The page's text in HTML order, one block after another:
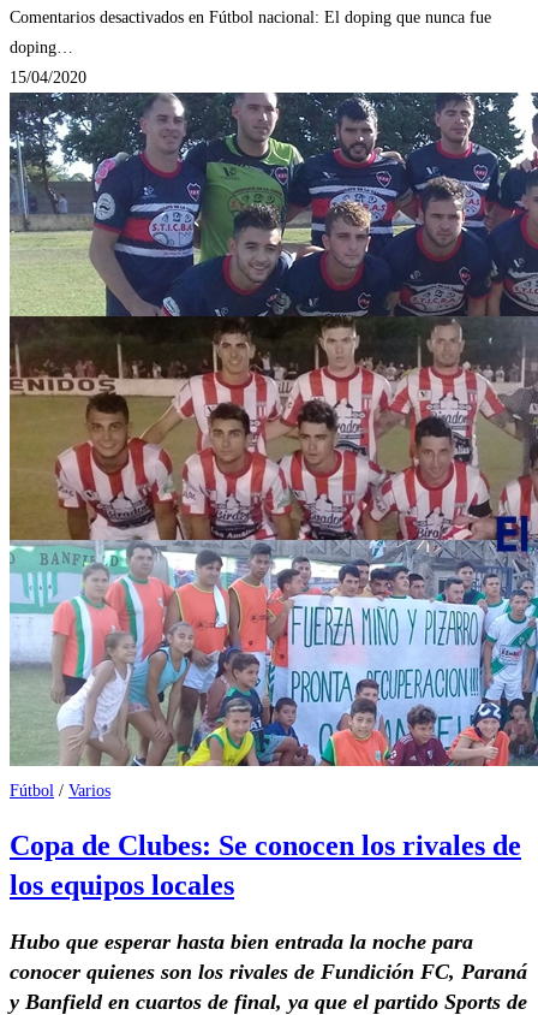
Comentarios desactivados en Fútbol nacional: El doping que nunca fue
doping…
15/04/2020
Fútbol / Varios
Copa de Clubes: Se conocen los rivales de
los equipos locales
Hubo que esperar hasta bien entrada la noche para
conocer quienes son los rivales de Fundición FC, Paraná
y Banfield en cuartos de final, ya que el partido Sports de